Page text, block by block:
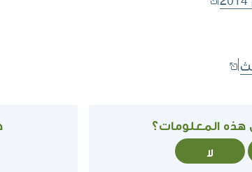
المعلومات؟
لا